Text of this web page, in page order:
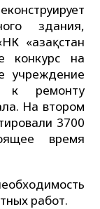
здания,
«Қазақстан
конкурс на
учреждение
к ремонту
На втором
3700
время
работ.